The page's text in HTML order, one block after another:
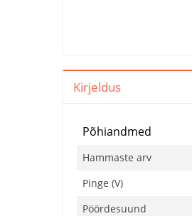
Kirjeldus
Põhiandmed
Hammaste arv
Pinge (V)
Pöördesuund